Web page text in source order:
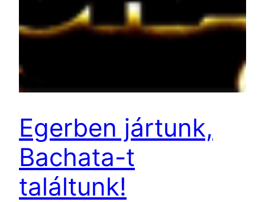
Egerben jártunk,
Bachata-t
találtunk!